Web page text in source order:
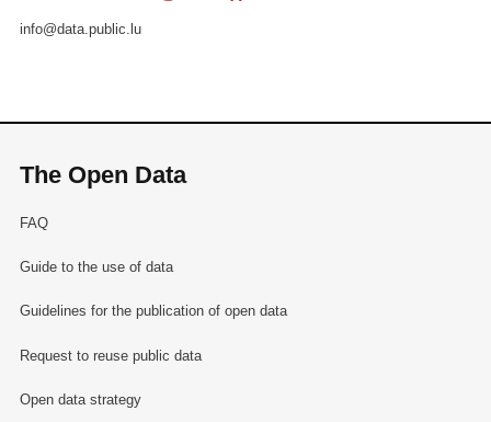
info@data.public.lu
The Open Data
FAQ
Guide to the use of data
Guidelines for the publication of open data
Request to reuse public data
Open data strategy